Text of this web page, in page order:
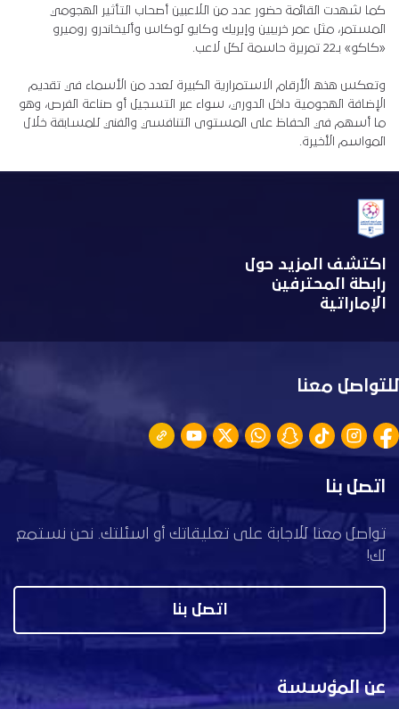
كما شهدت القائمة حضور عدد من اللاعبين أصحاب التأثير الهجومي
المستمر، مثل عمر خريبين وإيريك وكايو لوكاس وأليخاندرو روميرو
«كاكو» بـ22 تمريرة حاسمة لكل لاعب.
وتعكس هذه الأرقام الاستمرارية الكبيرة لعدد من الأسماء في تقديم
الإضافة الهجومية داخل الدوري، سواء عبر التسجيل أو صناعة الفرص، وهو
ما أسهم في الحفاظ على المستوى التنافسي والفني للمسابقة خلال
المواسم الأخيرة.
اكتشف المزيد حول
رابطة المحترفين
الإماراتية
للتواصل معنا
اتصل بنا
تواصل معنا للاجابة على تعليقاتك أو اسئلتك. نحن نستمع
لك!
اتصل بنا
عن المؤسسة